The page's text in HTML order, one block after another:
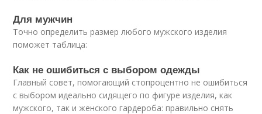
Для мужчин
Точно определить размер любого мужского изделия
поможет таблица:
Как не ошибиться с выбором одежды
Главный совет, помогающий стопроцентно не ошибиться
с выбором идеально сидящего по фигуре изделия, как
мужского, так и женского гардероба: правильно снять